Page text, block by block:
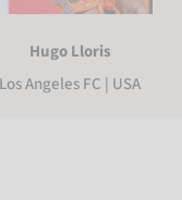
Hugo Lloris
Los Angeles FC | USA